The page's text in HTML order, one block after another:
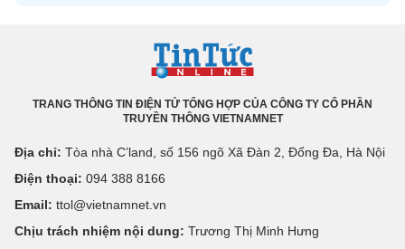
TRANG THÔNG TIN ĐIỆN TỬ TỔNG HỢP CỦA CÔNG TY CỔ PHẦN
TRUYỀN THÔNG VIETNAMNET
Địa chỉ: Tòa nhà C’land, số 156 ngõ Xã Đàn 2, Đống Đa, Hà Nội
Điện thoại: 094 388 8166
Email: ttol@vietnamnet.vn
Chịu trách nhiệm nội dung: Trương Thị Minh Hưng